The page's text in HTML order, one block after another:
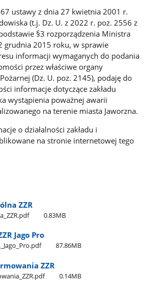
ustawy z dnia 27 kwietnia 2001 r.
(t.j. Dz. U. z 2022 r. poz. 2556 z
§3 rozporządzenia Ministra
grudnia 2015 roku, w sprawie
informacji wymaganych do podania
przez właściwe organy
(Dz. U. poz. 2145), podaję do
informacje dotyczące zakładu
wystąpienia poważnej awarii
na terenie miasta Jaworzna.
o działalności zakładu i
na stronie internetowej tego
ZZR
0.83MB
Jago Pro
87.86MB
ZZR
0.14MB